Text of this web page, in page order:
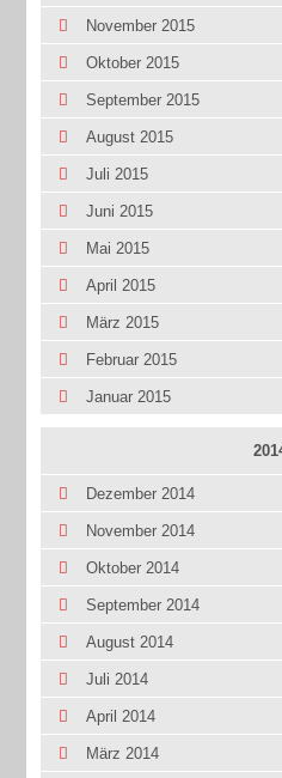
November 2015
Oktober 2015
September 2015
August 2015
Juli 2015
Juni 2015
Mai 2015
April 2015
März 2015
Februar 2015
Januar 2015
Dezember 2014
November 2014
Oktober 2014
September 2014
August 2014
Juli 2014
April 2014
März 2014